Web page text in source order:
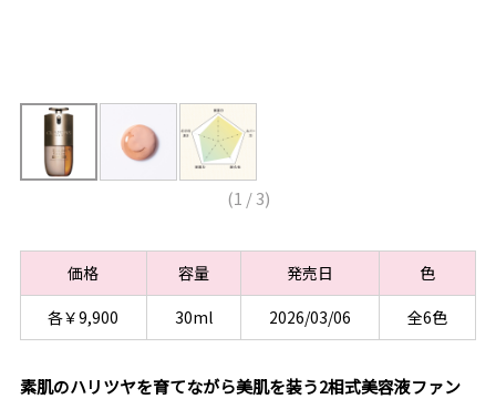
(1 /3)
価格 容量 発売日
色
各￥9,900
30ml 2026/03/06 全6色
素肌のハリツヤを育てながら美肌を装う2相式美容液ファン